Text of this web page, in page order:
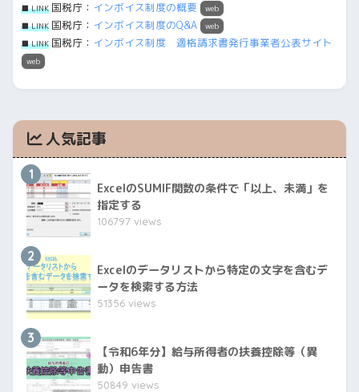
■ LINK 国税庁： インボイス制度の概要 web
■ LINK 国税庁： インボイス制度のQ&A web
■ LINK 国税庁： インボイス制度 適格請求書発行事業者公表サイト
web
人気記事
1
ExcelのSUMIF関数の条件で「以上、未満」を
指定する
106797 views
2
Excelのデータリストから特定の文字を含むデ
ータを検索する方法
51356 views
3
【令和6年分】給与所得者の扶養控除等（異
動）申告書
50849 views